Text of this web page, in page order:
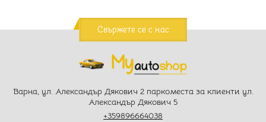
Свържете се с нас
Варна, ул. Александър Дякович 2 паркоместа за клиенти ул.
Александър Дякович 5
+359896664038